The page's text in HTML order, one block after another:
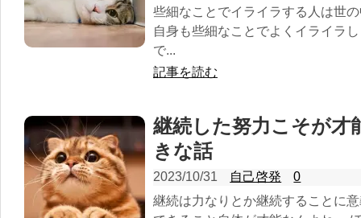
些細なことでイライラする人は世
自身も些細なことでよくイライラ
で...
記事を読む
継続した努力こそが才
きな話
2023/10/31 自己啓発
0
継続は力なりとか継続することに